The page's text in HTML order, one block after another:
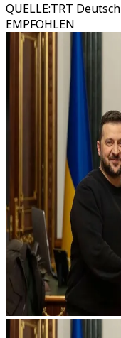
QUELLE:TRT Deutsch
EMPFOHLEN